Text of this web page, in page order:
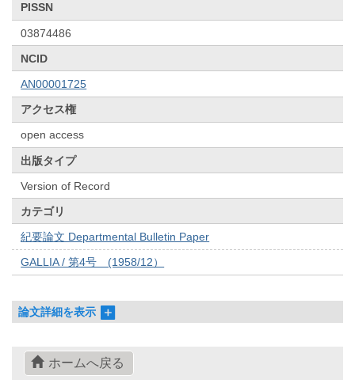
PISSN
03874486
NCID
AN00001725
アクセス権
open access
出版タイプ
Version of Record
カテゴリ
紀要論文 Departmental Bulletin Paper
GALLIA / 第4号 (1958/12）
論文詳細を表示
ホームへ戻る